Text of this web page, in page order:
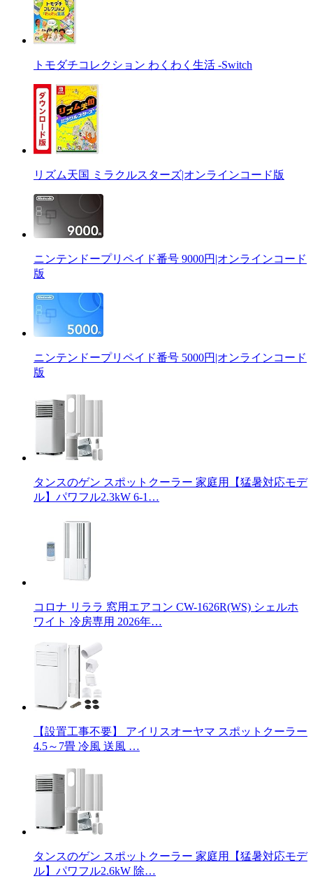
トモダチコレクション わくわく生活 -Switch
リズム天国 ミラクルスターズ|オンラインコード版
ニンテンドープリペイド番号 9000円|オンラインコード
版
ニンテンドープリペイド番号 5000円|オンラインコード
版
タンスのゲン スポットクーラー 家庭用【猛暑対応モデ
ル】パワフル2.3kW 6-1…
コロナ リララ 窓用エアコン CW-1626R(WS) シェルホ
ワイト 冷房専用 2026年…
【設置工事不要】 アイリスオーヤマ スポットクーラー
4.5～7畳 冷風 送風 …
タンスのゲン スポットクーラー 家庭用【猛暑対応モデ
ル】パワフル2.6kW 除…